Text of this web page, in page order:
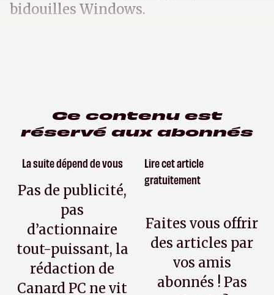
bidouilles Windows.
Ce contenu est
réservé aux abonnés
La suite dépend de vous
Pas de publicité,
pas
d’actionnaire
tout-puissant, la
rédaction de
Canard PC ne vit
Lire cet article
gratuitement
Faites vous offrir
des articles par
vos amis
abonnés ! Pas